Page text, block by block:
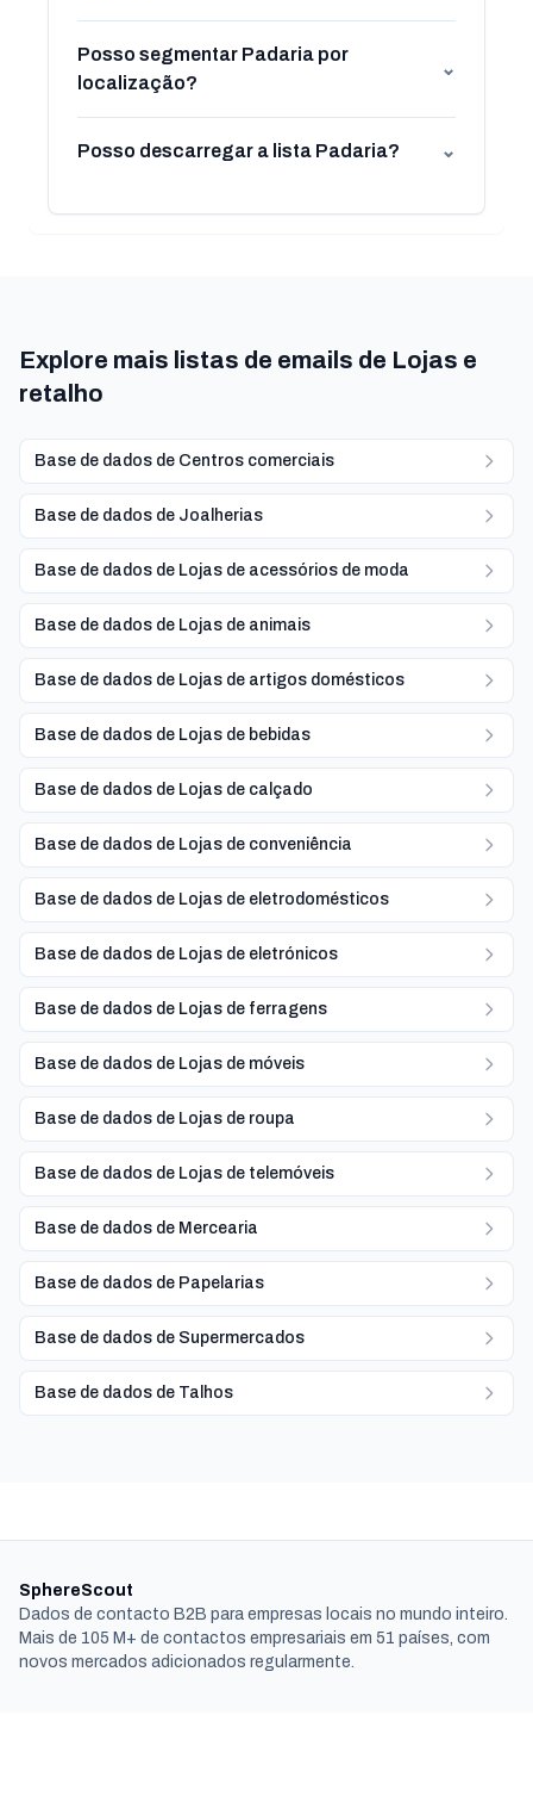
Posso segmentar Padaria por
localização?
⌄
Posso descarregar a lista Padaria? ⌄
Explore mais listas de emails de Lojas e
retalho
Base de dados de Centros comerciais
Base de dados de Joalherias
Base de dados de Lojas de acessórios de moda
Base de dados de Lojas de animais
Base de dados de Lojas de artigos domésticos
Base de dados de Lojas de bebidas
Base de dados de Lojas de calçado
Base de dados de Lojas de conveniência
Base de dados de Lojas de eletrodomésticos
Base de dados de Lojas de eletrónicos
Base de dados de Lojas de ferragens
Base de dados de Lojas de móveis
Base de dados de Lojas de roupa
Base de dados de Lojas de telemóveis
Base de dados de Mercearia
Base de dados de Papelarias
Base de dados de Supermercados
Base de dados de Talhos
SphereScout
Dados de contacto B2B para empresas locais no mundo inteiro.
Mais de 105 M+ de contactos empresariais em 51 países, com
novos mercados adicionados regularmente.